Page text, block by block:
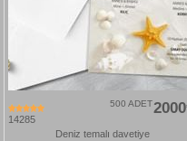
14285
2000
500 ADET
Deniz temalı davetiye